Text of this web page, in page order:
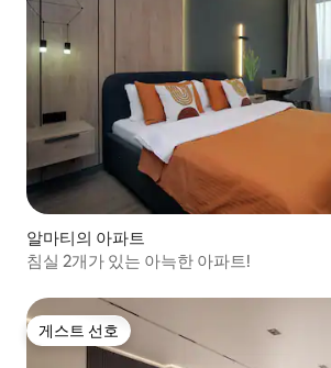
알마티의 아파트
침실 2개가 있는 아늑한 아파트!
게스트 선호
게스트 선호